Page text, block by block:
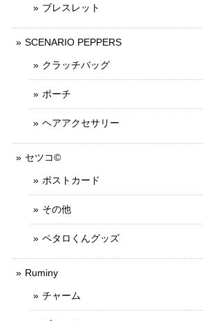
ブレスレット
SCENARIO PEPPERS
クラッチバッグ
ポーチ
ヘアアクセサリー
セツコ©
ポストカード
その他
ペタロくんグッズ
Ruminy
チャーム